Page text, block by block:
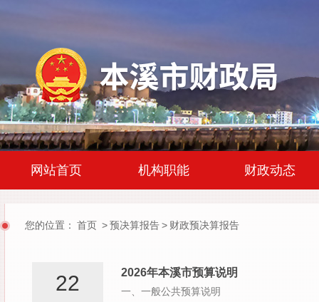
网站首页 机构职能 财政动态
您的位置： 首页 >预决算报告> 财政预决算报告
22 2026年本溪市预算说明
一、一般公共预算说明